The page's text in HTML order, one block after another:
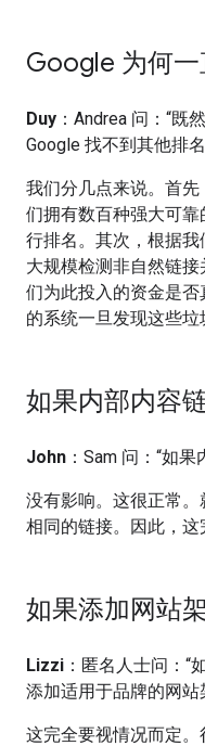
Google 为何一
Duy ：Andrea 问：“
Google 找不到其他排
我们分几点来说。首
们拥有数百种强大可
行排名。其次，根据
大规模检测非自然链
们为此投入的资金是
的系统一旦发现这些垃
如果内部内容
John ：Sam 问：“如
没有影响。这很正常
相同的链接。因此，这
如果添加网站
Lizzi ：匿名人士问：
添加适用于品牌的网
这完全要视情况而定